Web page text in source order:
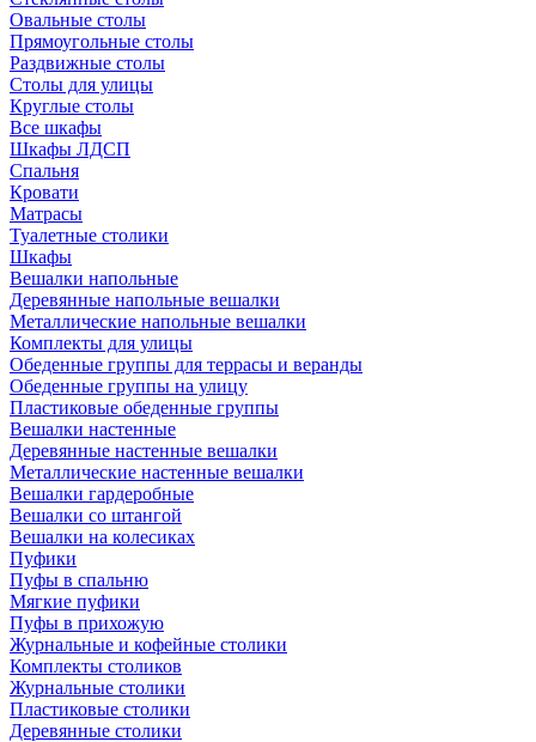
Овальные столы
Прямоугольные столы
Раздвижные столы
Столы для улицы
Круглые столы
Все шкафы
Шкафы ЛДСП
Спальня
Кровати
Матрасы
Туалетные столики
Шкафы
Вешалки напольные
Деревянные напольные вешалки
Металлические напольные вешалки
Комплекты для улицы
Обеденные группы для террасы и веранды
Обеденные группы на улицу
Пластиковые обеденные группы
Вешалки настенные
Деревянные настенные вешалки
Металлические настенные вешалки
Вешалки гардеробные
Вешалки со штангой
Вешалки на колесиках
Пуфики
Пуфы в спальню
Мягкие пуфики
Пуфы в прихожую
Журнальные и кофейные столики
Комплекты столиков
Журнальные столики
Пластиковые столики
Деревянные столики